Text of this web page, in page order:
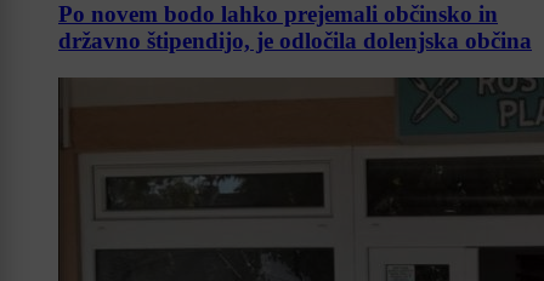
Po novem bodo lahko prejemali občinsko in
državno štipendijo, je odločila dolenjska občina